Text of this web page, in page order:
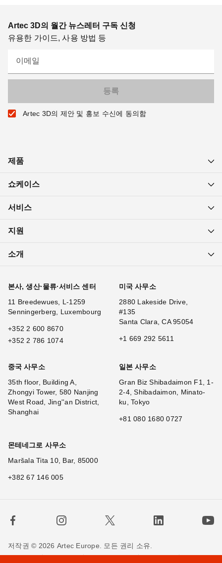
Artec 3D의 월간 뉴스레터 구독 신청
유용한 가이드, 사용 방법 등
이메일
Artec 3D의 제안 및 홍보 수신에 동의함
제품
쇼케이스
서비스
지원
소개
본사, 생산·물류·서비스 센터
11 Breedewues, L-1259
Senningerberg, Luxembourg
+352 2 600 8670
+352 2 786 1074
미국 사무소
2880 Lakeside Drive,
#135
Santa Clara, CA 95054
+1 669 292 5611
중국 사무소
35th floor, Building A,
Zhongyi Tower, 580 Nanjing
West Road, Jing''an District,
Shanghai
일본 사무소
Gran Biz Shibadaimon F1, 1-
2-4, Shibadaimon, Minato-
ku, Tokyo
+81 080 1680 0727
몬테네그로 사무소
Maršala Tita 10, Bar, 85000
+382 67 146 005
저작권 © 2026 Artec Europe. 모든 권리 소유.